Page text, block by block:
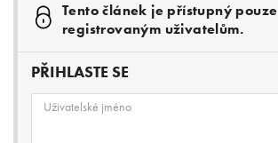
Tento článek je přístupný pouze
registrovaným uživatelům.
PŘIHLASTE SE
Uživatelské jméno